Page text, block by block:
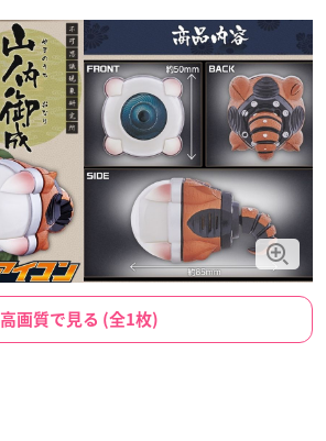
高画質で見る (全1枚)